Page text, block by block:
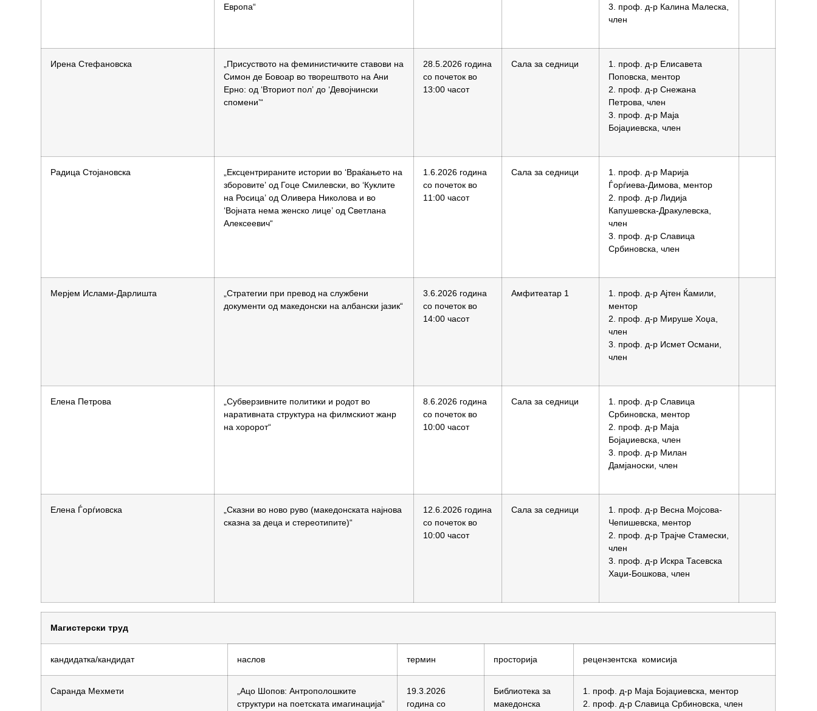
Европа“
3. проф. д-р Калина Малеска,
член
Ирена Стефановска
„Присуството на феминистичките ставови на
Симон де Бовоар во творештвото на Ани
Ерно: од ‘Вториот пол’ до ‘Девојчински
спомени’“
28.5.2026 година
со почеток во
13:00 часот
Сала за седници
1. проф. д-р Елисавета
Поповска, ментор
2. проф. д-р Снежана
Петрова, член
3. проф. д-р Маја
Бојаџиевска, член
Радица Стојановска
„Ексцентрираните истории во ‘Враќањето на
зборовите’ од Гоце Смилевски, во ‘Куклите
на Росица’ од Оливера Николова и во
‘Војната нема женско лице’ од Светлана
Алексеевич“
1.6.2026 година
со почеток во
11:00 часот
Сала за седници
1. проф. д-р Марија
Ѓорѓиева-Димова, ментор
2. проф. д-р Лидија
Капушевска-Дракулевска,
член
3. проф. д-р Славица
Србиновска, член
Мерјем Ислами-Дарлишта
„Стратегии при превод на службени
документи од македонски на албански јазик“
3.6.2026 година
со почеток во
14:00 часот
Амфитеатар 1
1. проф. д-р Ајтен Ќамили,
ментор
2. проф. д-р Мируше Хоџа,
член
3. проф. д-р Исмет Османи,
член
Елена Петрова
„Субверзивните политики и родот во
наративната структура на филмскиот жанр
на хоророт“
8.6.2026 година
со почеток во
10:00 часот
Сала за седници
1. проф. д-р Славица
Србиновска, ментор
2. проф. д-р Маја
Бојаџиевска, член
3. проф. д-р Милан
Дамјаноски, член
Елена Ѓорѓиовска
„Сказни во ново руво (македонската најнова
сказна за деца и стереотипите)“
12.6.2026 година
со почеток во
10:00 часот
Сала за седници
1. проф. д-р Весна Мојсова-
Чепишевска, ментор
2. проф. д-р Трајче Стамески,
член
3. проф. д-р Искра Тасевска
Хаџи-Бошкова, член
Магистерски труд
кандидатка/кандидат наслов термин просторија рецензентска комисија
Саранда Мехмети
„Ацо Шопов: Антрополошките
структури на поетската имагинација“
19.3.2026
година со
Библиотека за
македонска
1. проф. д-р Маја Бојаџиевска, ментор
2. проф. д-р Славица Србиновска, член